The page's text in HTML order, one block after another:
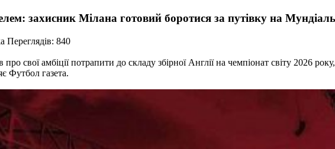
захисник Мілана готовий боротися за путівку на
Переглядів: 840
свої амбіції потрапити до складу збірної Англії на чемпіонат світу 2026
Футбол газета.